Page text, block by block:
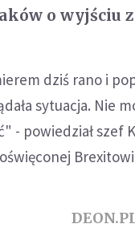
o wyjściu z
dziś rano i
sytuacja. Nie
- powiedział